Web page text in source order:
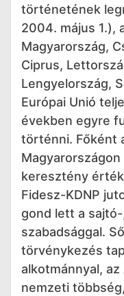
történetének
2004. május 1.),
Magyarország,
Ciprus,
Lengyelország,
Európai Unió
években egyre
történni. Főként
keresztény
Fidesz-KDNP
gond lett a
szabadsággal.
törvénykezés
alkotmánnyal,
nemzeti